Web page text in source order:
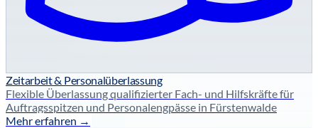
Zeitarbeit & Personalüberlassung
Flexible Überlassung qualifizierter Fach- und Hilfskräfte für
Auftragsspitzen und Personalengpässe in Fürstenwalde
Mehr erfahren →